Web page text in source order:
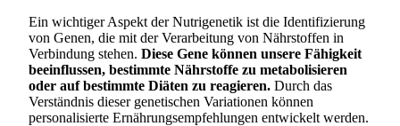
Ein wichtiger Aspekt der Nutrigenetik ist die Identifizierung
von Genen, die mit der Verarbeitung von Nährstoffen in
Verbindung stehen. Diese Gene können unsere Fähigkeit
beeinflussen, bestimmte Nährstoffe zu metabolisieren
oder auf bestimmte Diäten zu reagieren. Durch das
Verständnis dieser genetischen Variationen können
personalisierte Ernährungsempfehlungen entwickelt werden.